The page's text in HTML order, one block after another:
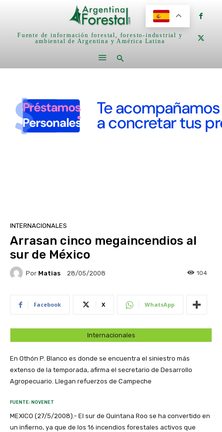
Fuente de información forestal, foresto-industrial y
ambiental de Argentina y América Latina
INTERNACIONALES
Arrasan cinco megaincendios al
sur de México
Por Matias 28/05/2008 104
Facebook X WhatsApp
Internacionales
En Othón P. Blanco es donde se encuentra el siniestro más
extenso de la temporada, afirma el secretario de Desarrollo
Agropecuario. Llegan refuerzos de Campeche
FUENTE: NOVENET
MEXICO (27/5/2008).- El sur de Quintana Roo se ha convertido en
un infierno, ya que de los 16 incendios forestales activos que